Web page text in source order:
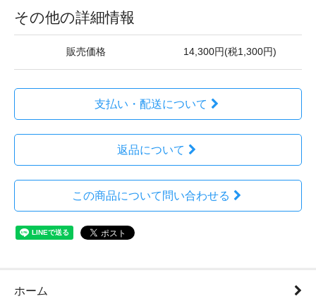
その他の詳細情報
販売価格 14,300円(税1,300円)
支払い・配送について
返品について
この商品について問い合わせる
ホーム